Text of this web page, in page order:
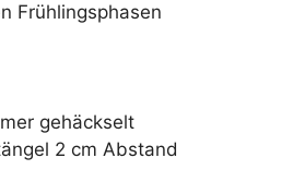
Frühlingsphasen
gehäckselt
2 cm Abstand